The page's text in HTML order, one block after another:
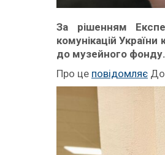
За рішенням
комунікацій
до музейного
Про це повідомляє